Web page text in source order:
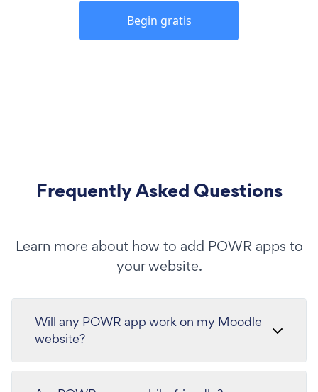
Begin gratis
Frequently Asked Questions
Learn more about how to add POWR apps to
your website.
Will any POWR app work on my Moodle
website?